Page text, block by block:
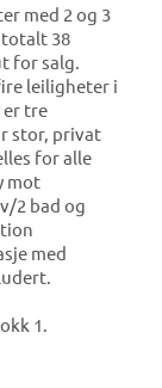
med 2 og 3
totalt 38
for salg.
leiligheter i
tre
stor, privat
for alle
mot
2 bad og
med
1.